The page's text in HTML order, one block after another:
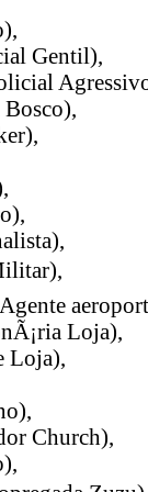
Gentil),
Loja),
Loja),
Church),